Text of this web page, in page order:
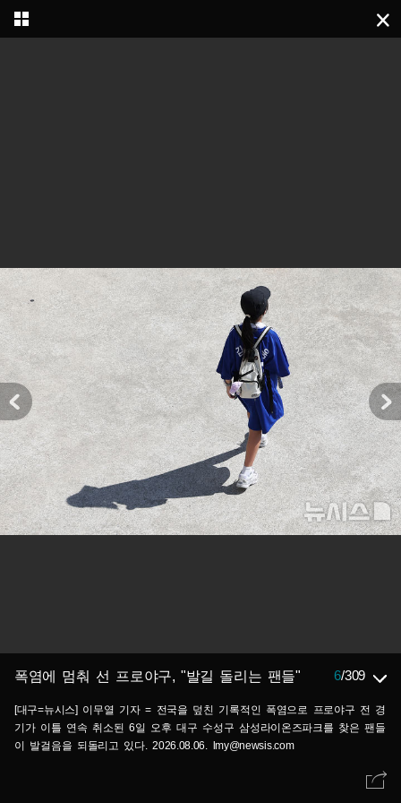
폭염에 멈춰 선 프로야구, "발길 돌리는 팬들" 6/309
[대구=뉴시스] 이무열 기자 = 전국을 덮친 기록적인 폭염으로 프로야구 전 경
기가 이틀 연속 취소된 6일 오후 대구 수성구 삼성라이온즈파크를 찾은 팬들
이 발걸음을 되돌리고 있다. 2026.08.06. lmy@newsis.com